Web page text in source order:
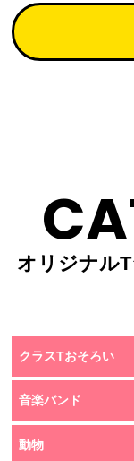
オリジナル
クラスTおそろい
音楽バンド
動物